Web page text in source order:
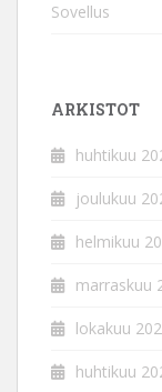
Sovellus
ARKISTOT
huhtikuu
joulukuu
helmikuu
marraskuu
lokakuu
huhtikuu